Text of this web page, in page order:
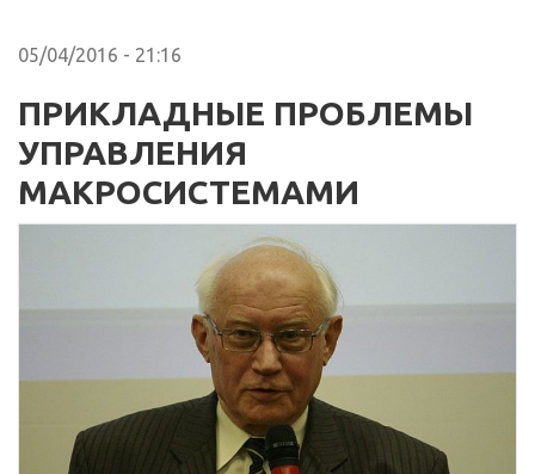
05/04/2016 - 21:16
ПРИКЛАДНЫЕ ПРОБЛЕМЫ
УПРАВЛЕНИЯ
МАКРОСИСТЕМАМИ